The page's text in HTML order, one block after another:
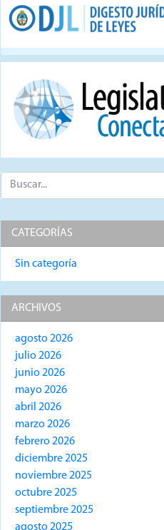
CATEGORÍAS
Sin categoría
ARCHIVOS
agosto 2026
julio 2026
junio 2026
mayo 2026
abril 2026
marzo 2026
febrero 2026
diciembre 2025
noviembre 2025
octubre 2025
septiembre 2025
agosto 2025